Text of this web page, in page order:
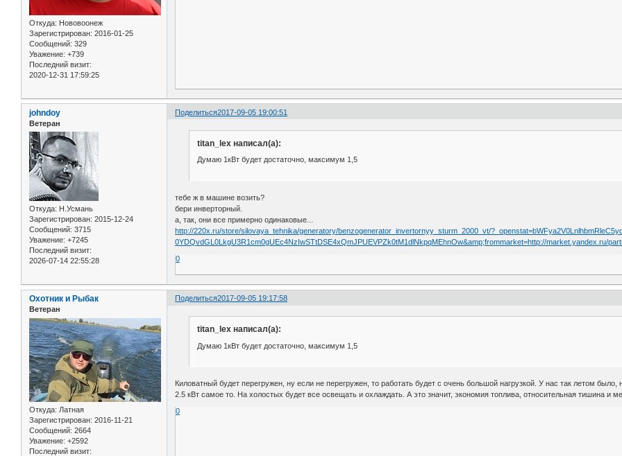
Откуда: Нововоонеж
Зарегистрирован: 2016-01-25
Сообщений: 329
Уважение: +739
Последний визит:
2020-12-31 17:59:25
Поделиться2017-09-05 19:00:51
johndoy
Ветеран
Откуда: Н.Усмань
Зарегистрирован: 2015-12-24
Сообщений: 3715
Уважение: +7245
Последний визит:
2026-07-14 22:55:28
titan_lex написал(а):
Думаю 1кВт будет достаточно, максимум 1,5
тебе ж в машине возить?
бери инверторный.
а, так, они все примерно одинаковые...
http://220x.ru/store/silovaya_tehnika/generatory/benzogenerator_invertornyy_sturm_2000_vt/
0YDQvdGL0LkgU3R1cm0gUEc4NzIwSTtDSE4xQmJPUEVPZk0tM1dlNkpqMEhnOw&amp;frommarket=http://market.yandex.ru/
0
Поделиться2017-09-05 19:17:58
Охотник и Рыбак
Ветеран
Откуда: Латная
Зарегистрирован: 2016-11-21
Сообщений: 2664
Уважение: +2592
Последний визит:
titan_lex написал(а):
Думаю 1кВт будет достаточно, максимум 1,5
Киловатный будет перегружен, ну если не перегружен, то работать будет с очень большой нагрузкой. У нас так летом было,
2.5 кВт самое то. На холостых будет все освещать и охлаждать. А это значит, экономия топлива, относительная тишина и
0